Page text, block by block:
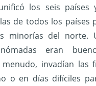
los seis países
de todos los países
minorías del norte.
eran
invadían las
o en días difíciles